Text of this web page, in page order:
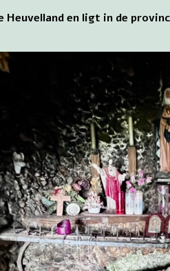
Heuvelland en ligt in de